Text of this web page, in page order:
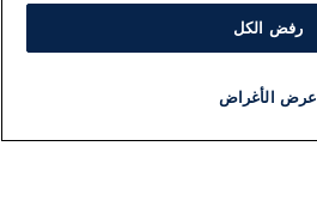
رفض الكل
عرض الأغراض